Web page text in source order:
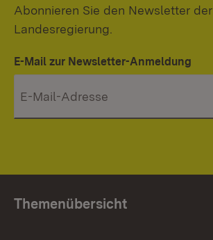
Abonnieren Sie den Newsletter der
Landesregierung.
E-Mail zur Newsletter-Anmeldung
Themenübersicht